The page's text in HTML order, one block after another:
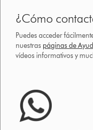
¿Cómo
Puedes acceder
nuestras páginas de
vídeos informativos y